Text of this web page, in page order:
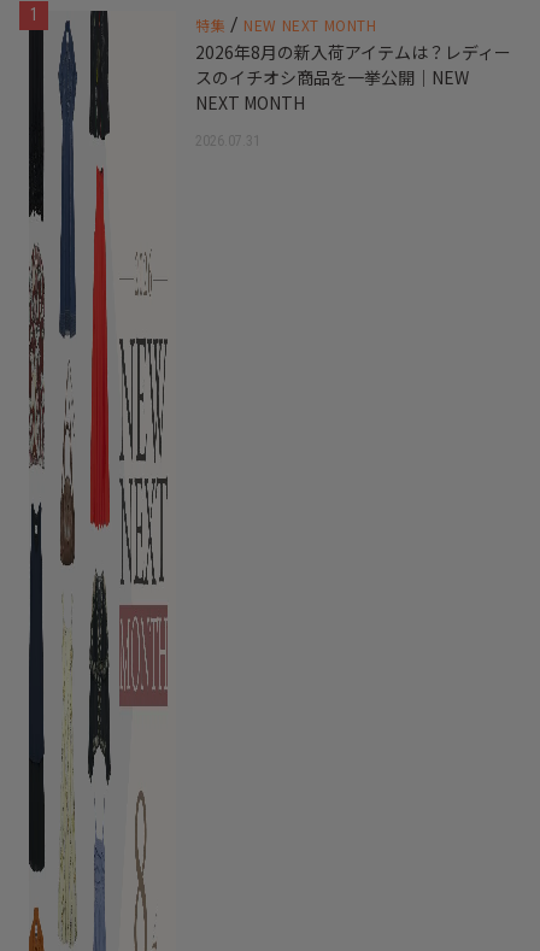
1 特集 / NEW NEXT MONTH
2026年8月の新入荷アイテムは？レディー
スのイチオシ商品を一挙公開｜NEW
NEXT MONTH
2026.07.31